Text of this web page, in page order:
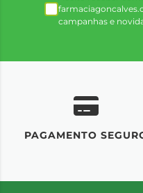
campanhas e
PAGAMENTO